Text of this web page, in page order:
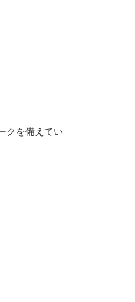
クを備えてい